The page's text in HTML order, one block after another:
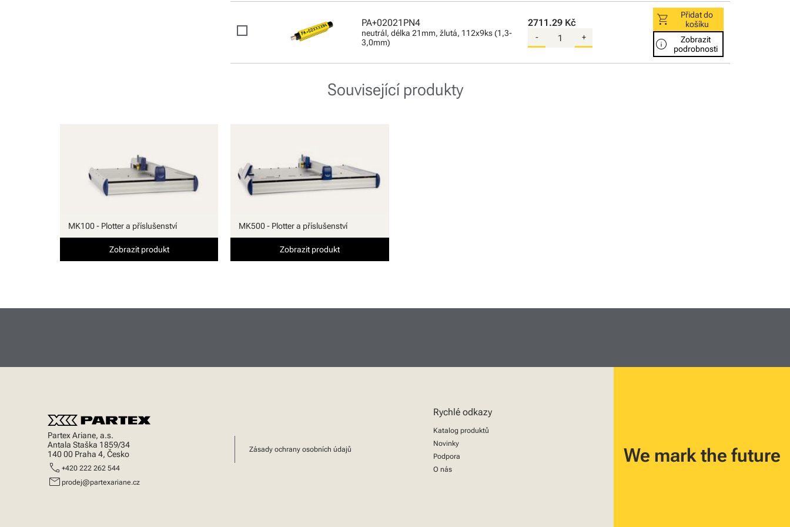
PA+02021PN4
neutrál, délka 21mm, žlutá, 112x9ks (1,3-
3,0mm)
2711.29 Kč
- +
shopping_cart
Přidat do
košíku
info
Zobrazit
podrobnosti
Související produkty
MK100 - Plotter a příslušenství
Zobrazit produkt
MK500 - Plotter a příslušenství
Zobrazit produkt
Partex Ariane, a.s.
Antala Staška 1859/34
140 00 Praha 4, Česko
call +420 222 262 544
mail prodej@partexariane.cz
Zásady ochrany osobních údajů
Rychlé odkazy
Katalog produktů
Novinky
Podpora
O nás
We mark the future